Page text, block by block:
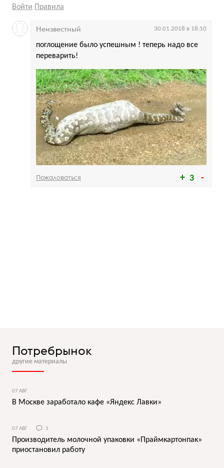
Войти Правила
3
поглощение было успешным ! теперь надо все
переварить!
Неизвестный 30.01.2018 в 18:10
Пожаловаться
Потребрынок
другие материалы
07 АВГ
В Москве заработало кафе «Яндекс Лавки»
07 АВГ 1
Производитель молочной упаковки «Праймкартонпак»
приостановил работу